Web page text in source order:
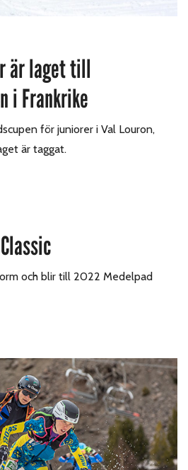
är laget till
i Frankrike
för juniorer i Val Louron,
är taggat.
och blir till 2022 Medelpad